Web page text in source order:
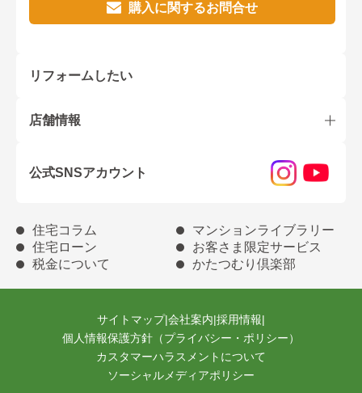
購入に関するお問合せ
リフォームしたい
店舗情報
公式SNSアカウント
住宅コラム
マンションライブラリー
住宅ローン
お客さま限定サービス
税金について
かたつむり倶楽部
サイトマップ|会社案内|採用情報|
個人情報保護方針（プライバシー・ポリシー）
カスタマーハラスメントについて
ソーシャルメディアポリシー